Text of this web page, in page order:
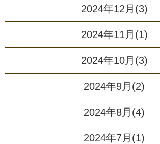
2024年12月(3)
2024年11月(1)
2024年10月(3)
2024年9月(2)
2024年8月(4)
2024年7月(1)